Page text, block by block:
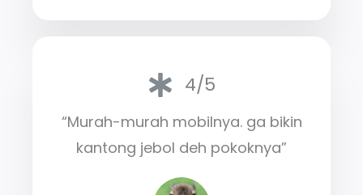
4/5
“Murah-murah mobilnya. ga bikin
kantong jebol deh pokoknya”